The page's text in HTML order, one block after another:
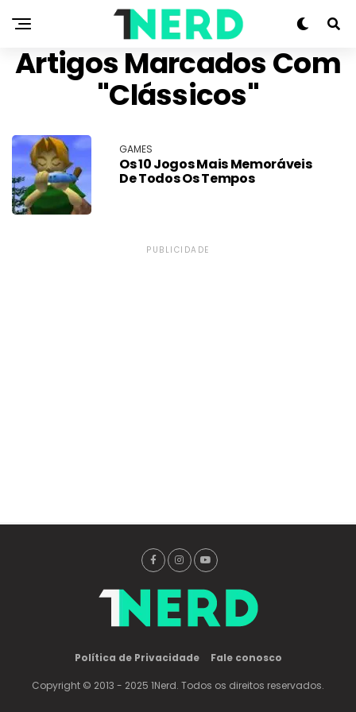
Artigos Marcados Com
"clássicos"
GAMES
Os 10 Jogos Mais Memoráveis
De Todos Os Tempos
PUBLICIDADE
Política de Privacidade Fale conosco
Copyright © 2013 - 2025 1Nerd. Todos os direitos reservados.